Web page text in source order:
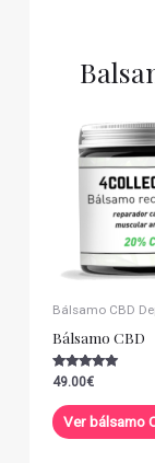
Bálsamo CBD
Bálsamo CBD
Valorado con
de 5
49.00€
Ver bálsamo